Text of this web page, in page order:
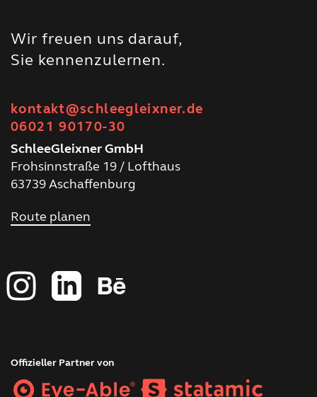
Wir freuen uns darauf,
Sie kennenzulernen.
kontakt@schleegleixner.de
06021 90170-30
SchleeGleixner GmbH
Frohsinnstraße 19 / Lofthaus
63739 Aschaffenburg
Route planen
Offizieller Partner von